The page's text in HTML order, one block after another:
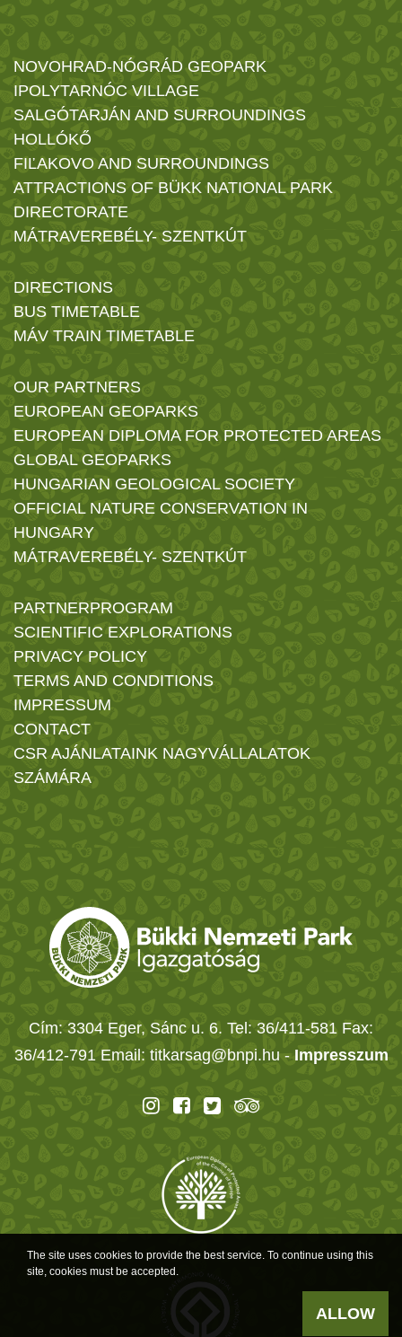
NOVOHRAD-NÓGRÁD GEOPARK
IPOLYTARNÓC VILLAGE
SALGÓTARJÁN AND SURROUNDINGS
HOLLÓKŐ
FIĽAKOVO AND SURROUNDINGS
ATTRACTIONS OF BÜKK NATIONAL PARK
DIRECTORATE
MÁTRAVEREBÉLY- SZENTKÚT
DIRECTIONS
BUS TIMETABLE
MÁV TRAIN TIMETABLE
OUR PARTNERS
EUROPEAN GEOPARKS
EUROPEAN DIPLOMA FOR PROTECTED AREAS
GLOBAL GEOPARKS
HUNGARIAN GEOLOGICAL SOCIETY
OFFICIAL NATURE CONSERVATION IN
HUNGARY
MÁTRAVEREBÉLY- SZENTKÚT
PARTNERPROGRAM
SCIENTIFIC EXPLORATIONS
PRIVACY POLICY
TERMS AND CONDITIONS
IMPRESSUM
CONTACT
CSR AJÁNLATAINK NAGYVÁLLALATOK
SZÁMÁRA
Cím: 3304 Eger, Sánc u. 6. Tel: 36/411-581 Fax:
36/412-791 Email: titkarsag@bnpi.hu - Impresszum
The site uses cookies to provide the best service. To continue using this
site, cookies must be accepted.
ALLOW